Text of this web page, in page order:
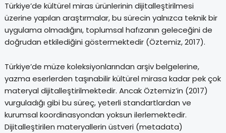
Türkiye’de kültürel miras ürünlerinin dijitalleştirilmesi
üzerine yapılan araştırmalar, bu sürecin yalnızca teknik bir
uygulama olmadığını, toplumsal hafızanın geleceğini de
doğrudan etkilediğini göstermektedir (Öztemiz, 2017).
Türkiye’de müze koleksiyonlarından arşiv belgelerine,
yazma eserlerden taşınabilir kültürel mirasa kadar pek çok
materyal dijitalleştirilmektedir. Ancak Öztemiz’in (2017)
vurguladığı gibi bu süreç, yeterli standartlardan ve
kurumsal koordinasyondan yoksun ilerlemektedir.
Dijitalleştirilen materyallerin üstveri (metadata)